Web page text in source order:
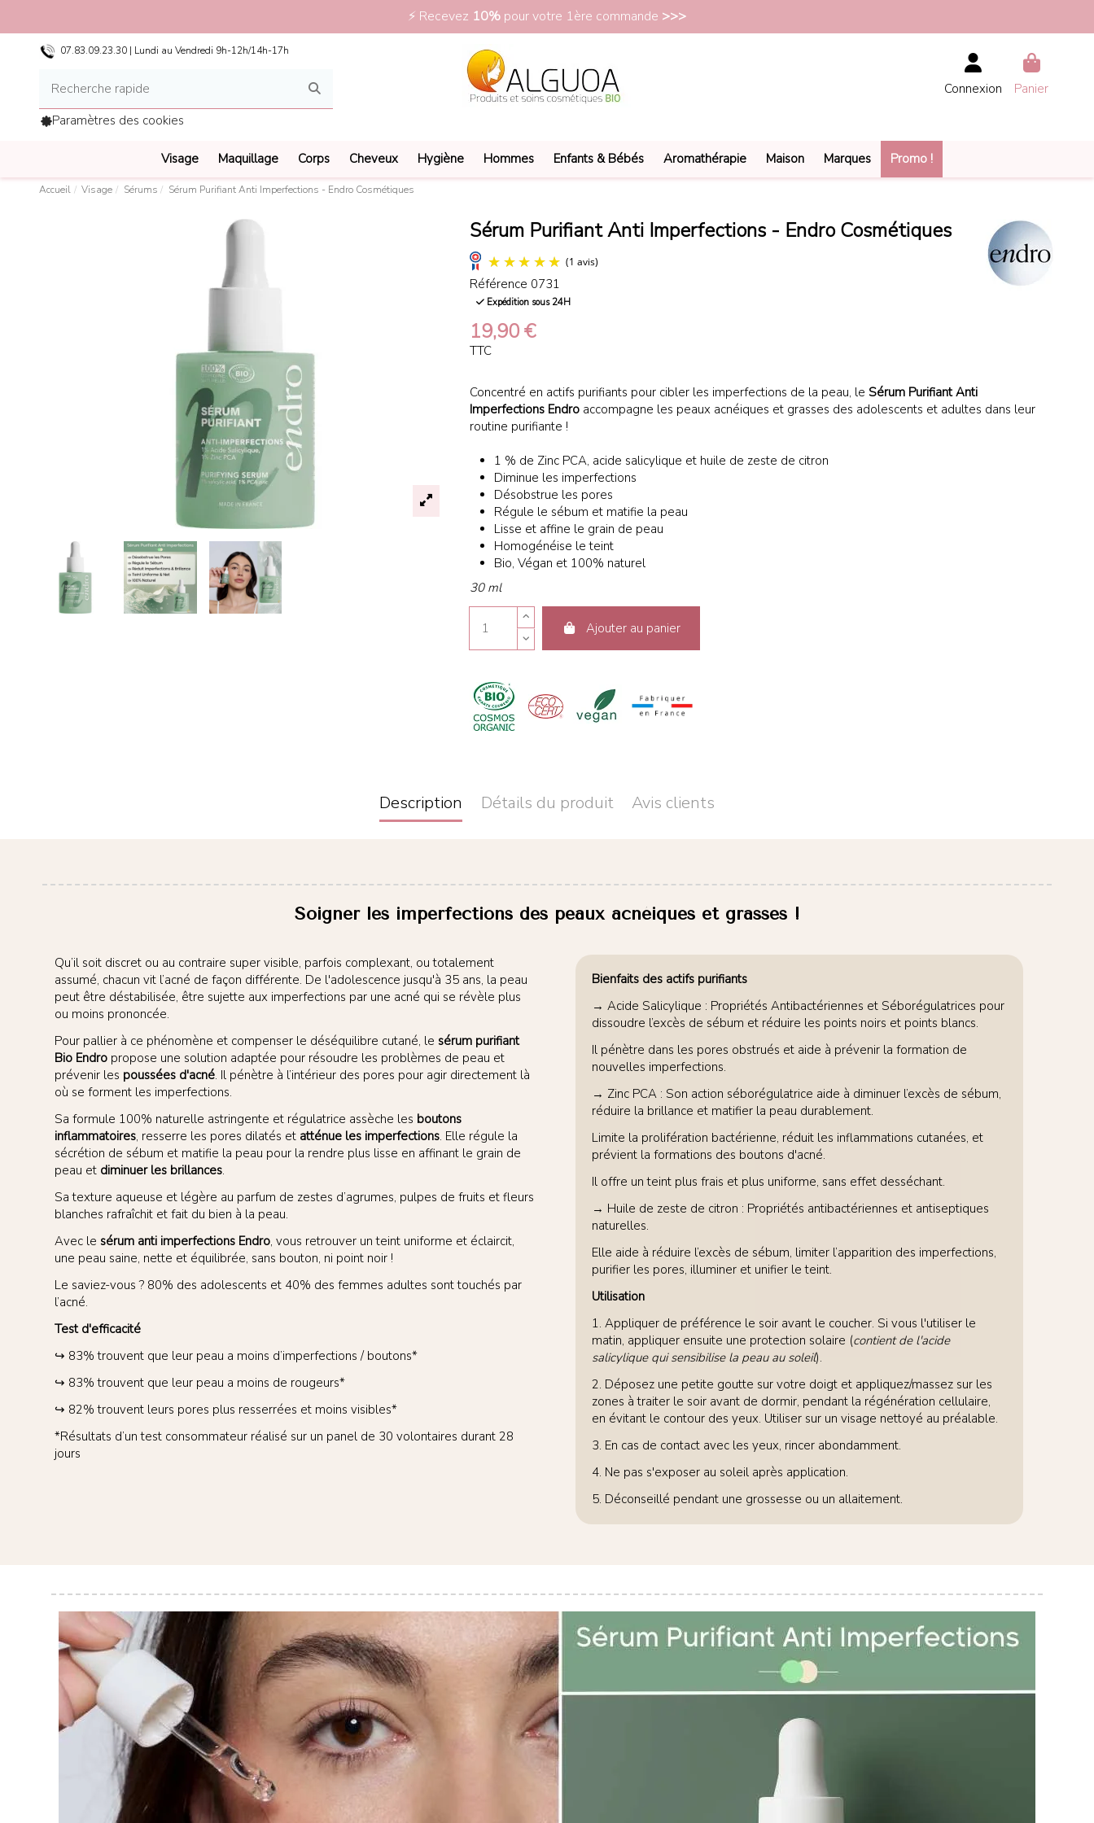
Livraison dès 1,90 € -OFFERTE 39 € - Paiement 4x Sans Frais
07.83.09.23.30 | Lundi au Vendredi 9h-12h/14h-17h
Connexion
Panier
Paramètres des cookies
Visage Maquillage Corps Cheveux Hygiène Hommes Enfants & Bébés Aromathérapie Maison Marques Promo !
Accueil Visage Sérums Sérum Purifiant Anti Imperfections - Endro Cosmétiques
Sérum Purifiant Anti Imperfections - Endro Cosmétiques
Référence 0731
Expédition sous 24H
19,90 €
TTC
Concentré en actifs purifiants pour cibler les imperfections de la peau, leSérum Purifiant Anti
Imperfections Endro accompagne les peaux acnéiques et grasses des adolescents et adultes dans leur
routine purifiante !
1 % de Zinc PCA, acide salicylique et huile de zeste de citron
Diminue les imperfections
Désobstrue les pores
Régule le sébum et matifie la peau
Lisse et affine le grain de peau
Homogénéise le teint
Bio, Végan et 100% naturel
30 ml
Ajouter au panier
Description Détails du produit Avis clients
Soigner les imperfections des peaux acnéiques et grasses !
Qu’il soit discret ou au contraire super visible, parfois complexant, ou totalement
assumé, chacun vit l’acné de façon différente. De l'adolescence jusqu'à 35 ans, la peau
peut être déstabilisée, être sujette aux imperfections par une acné qui se révèle plus
ou moins prononcée.
Pour pallier à ce phénomène et compenser le déséquilibre cutané, le sérum purifiant
Bio Endro propose une solution adaptée pour résoudre les problèmes de peau et
prévenir les poussées d'acné. Il pénètre à l’intérieur des pores pour agir directement là
où se forment les imperfections.
Sa formule 100% naturelle astringente et régulatrice assèche les boutons
inflammatoires, resserre les pores dilatés et atténue les imperfections. Elle régule la
sécrétion de sébum et matifie la peau pour la rendre plus lisse en affinant le grain de
peau et diminuer les brillances.
Sa texture aqueuse et légère au parfum de zestes d’agrumes, pulpes de fruits et fleurs
blanches rafraîchit et fait du bien à la peau.
Avec le sérum anti imperfections Endro, vous retrouver un teint uniforme et éclaircit,
une peau saine, nette et équilibrée, sans bouton, ni point noir !
Le saviez-vous ? 80% des adolescents et 40% des femmes adultes sont touchés par
l’acné.
Test d'efficacité
↪ 83% trouvent que leur peau a moins d’imperfections / boutons*
↪ 83% trouvent que leur peau a moins de rougeurs*
↪ 82% trouvent leurs pores plus resserrées et moins visibles*
*Résultats d’un test consommateur réalisé sur un panel de 30 volontaires durant 28
jours
Bienfaits des actifs purifiants
→ Acide Salicylique : Propriétés Antibactériennes et Séborégulatrices pour
dissoudre l’excès de sébum et réduire les points noirs et points blancs.
Il pénètre dans les pores obstrués et aide à prévenir la formation de
nouvelles imperfections.
→ Zinc PCA : Son action séborégulatrice aide à diminuer l’excès de sébum,
réduire la brillance et matifier la peau durablement.
Limite la prolifération bactérienne, réduit les inflammations cutanées, et
prévient la formations des boutons d'acné.
Il offre un teint plus frais et plus uniforme, sans effet desséchant.
→ Huile de zeste de citron : Propriétés antibactériennes et antiseptiques
naturelles.
Elle aide à réduire l’excès de sébum, limiter l’apparition des imperfections,
purifier les pores, illuminer et unifier le teint.
Utilisation
1. Appliquer de préférence le soir avant le coucher. Si vous l'utiliser le
matin, appliquer ensuite une protection solaire (contient de l'acide
salicylique qui sensibilise la peau au soleil).
2. Déposez une petite goutte sur votre doigt et appliquez/massez sur les
zones à traiter le soir avant de dormir, pendant la régénération cellulaire,
en évitant le contour des yeux. Utiliser sur un visage nettoyé au préalable.
3. En cas de contact avec les yeux, rincer abondamment.
4. Ne pas s'exposer au soleil après application.
5. Déconseillé pendant une grossesse ou un allaitement.